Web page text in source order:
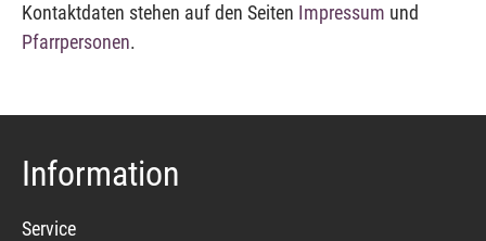
Kontaktdaten stehen auf den Seiten Impressum und
Pfarrpersonen.
Information
Service